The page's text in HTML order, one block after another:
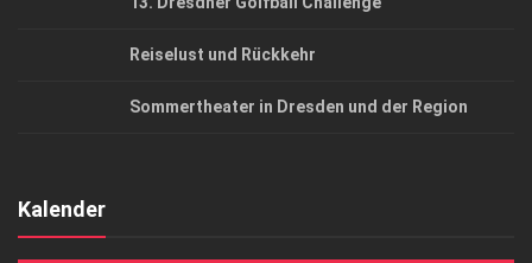
Reiselust und Rückkehr
Sommertheater in Dresden und der Region
Kalender